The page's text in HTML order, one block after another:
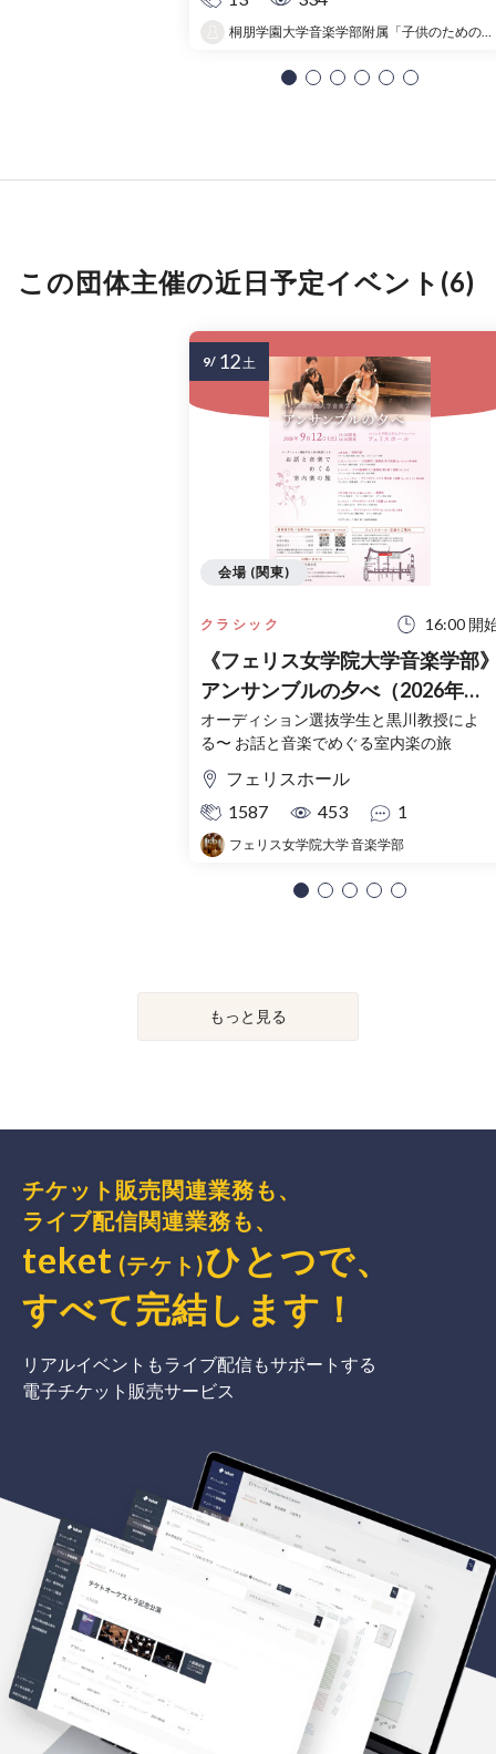
桐朋学園大学音楽学部附属「子供のための音楽教室 」大宮教室
この団体主催の近日予定イベント(6)
クラシック 16:00 開
《フェリス女学院大学音楽学部
アンサンブルの夕べ（2026年
度）
オーディション選抜学生と黒川教授によ
る〜 お話と音楽でめぐる室内楽の旅
フェリスホール
1587
453 1
フェリス女学院大学 音楽学部
会場 (関東)
9/ 12 土
もっと見る
チケット販売関連業務も、
ライブ配信関連業務も、
teket (テケト)ひとつで、
すべて完結 します ！
リアルイベントもライブ配信もサポートする
電子チケット販売サービス